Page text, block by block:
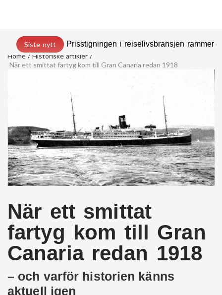
Siste nytt
Prisstigningen i reiselivsbransjen rammer
Home
Historiske artikler
När ett smittat fartyg kom till Gran Canaria redan 1918
När ett smittat
fartyg kom till Gran
Canaria redan 1918
– och varför historien känns
aktuell igen